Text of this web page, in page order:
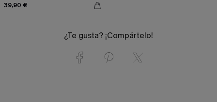
39,90 €
¿Te gusta? ¡Compártelo!